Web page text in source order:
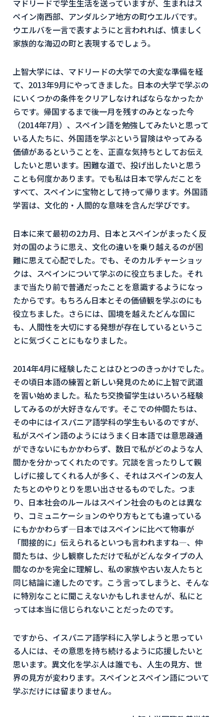
マドリードで学生生活を送っていますが、生まれはス
ペイン南西部、アンダルシア地方の町ウエルバです。
ウエルバを一言で表すようにと言われれば、慎ましく
家族的な海辺の町と表現するでしょう。
上智大学には、マドリードの大学での大変な準備を経
て、2013年9月にやってきました。日本の大学で学ぶの
にいくつかの条件をクリアしなければならなかったか
らです。帰国するまで後一月を残すのみとなった今
（2014年7月）、スペイン語を勉強してみたいと思って
いる人たちに、外国語を学ぶという冒険はやってみる
価値があるということを、正直な気持ちとしてお伝え
したいと思います。困難な道で、投げ出したいと思う
ことも何度かあります。でも私は日本で学んだことを
すべて、スペインに宝物として持って帰ります。外国語
学習は、文化的・人間的な意味を含んだ学びです。
日本に来て最初の2カ月、日本とスペインがまったく反
対の国のように思え、文化の違いを乗り越えるのが困
難に思えて心配でした。でも、そのカルチャーショッ
クは、スペインについて学ぶのに役立ちました。それ
まで当たり前で普通だったことを意識するようになっ
たからです。もちろん日本とその価値観を学ぶのにも
役立ちました。さらには、国境を越えたどんな国に
も、人間性を大切にする発想が存在しているというこ
とに気づくことにもなりました。
2014年4月に経験したことはひとつのきっかけでした。
その頃日本語の練習と新しい発見のために上智で武道
を習い始めました。私たち交換留学生はいろいろ経験
してみるのが大好きなんです。そこでの仲間たちは、
その中にはイスパニア語学科の学生もいるのですが、
私がスペイン語のようにはうまく日本語では意思疎通
ができないにもかかわらず、数日で私がどのような人
間かを分かってくれたのです。冗談を言ったりして親
しげに接してくれる人が多く、それはスペインの友人
たちとのやりとりを思い出させるものでした。つま
り、日本社会のルールはスペイン社会のものとは異な
り、コミュニケーションのやり方もとても違っている
にもかかわらず―日本ではスペインに比べて物事が
「間接的に」伝えられるといつも言われますね―、仲
間たちは、少し観察しただけで私がどんなタイプの人
間なのかを完全に理解し、私の家族や古い友人たちと
同じ結論に達したのです。こう言ってしまうと、そんな
に特別なことに聞こえないかもしれませんが、私にと
っては本当に信じられないことだったのです。
ですから、イスパニア語学科に入学しようと思ってい
る人には、その意思を持ち続けるように応援したいと
思います。異文化を学ぶ人は誰でも、人生の見方、世
界の見方が変わります。スペインとスペイン語について
学ぶだけには留まりません。